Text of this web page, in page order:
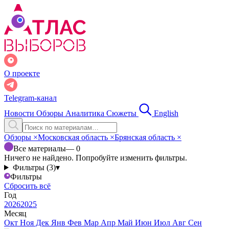
О проекте
Telegram-канал
Новости Обзоры Аналитика Сюжеты English
Обзоры ×Московская область ×Брянская область ×
Все материалы— 0
Ничего не найдено. Попробуйте изменить фильтры.
Фильтры (3)▾
Фильтры
Сбросить всё
Год
20262025
Месяц
Окт Ноя Дек Янв Фев Мар Апр Май Июн Июл Авг Сен